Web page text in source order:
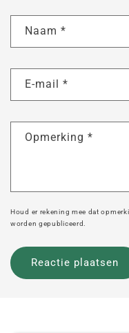
Naam *
E-mail *
Opmerking *
Houd er rekening mee dat
worden gepubliceerd.